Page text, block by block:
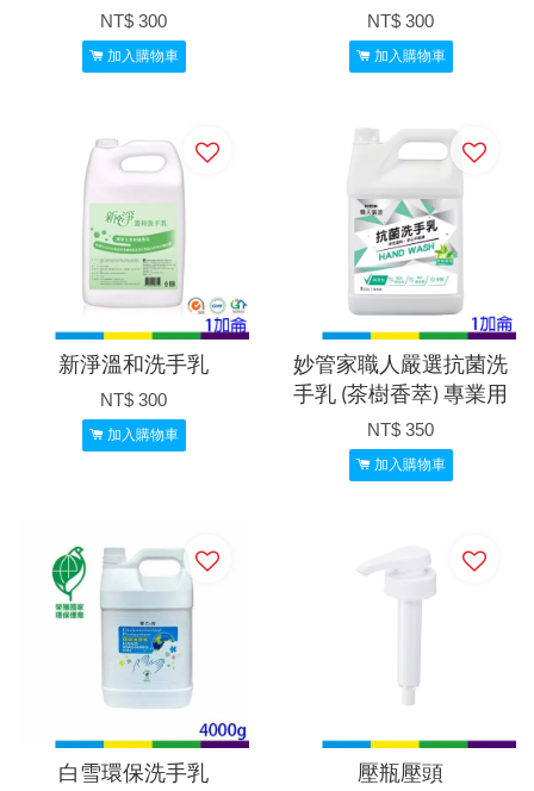
NT$ 300
加入購物車
NT$ 300
加入購物車
新淨溫和洗手乳
NT$ 300
加入購物車
妙管家職人嚴選抗菌洗
手乳 (茶樹香萃) 專業用
NT$ 350
加入購物車
白雪環保洗手乳 壓瓶壓頭